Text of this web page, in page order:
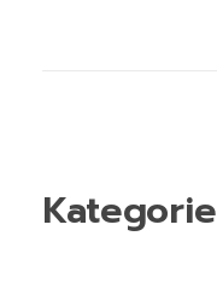
Kategorie